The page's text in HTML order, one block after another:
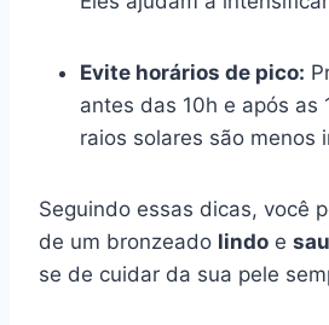
Evite horários de pico:
antes das 10h e após as
raios solares são menos
Seguindo essas dicas, você
de um bronzeado lindo e
se de cuidar da sua pele